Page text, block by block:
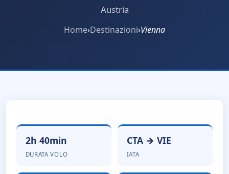
Austria
Home›Destinazioni›Vienna
2h 40min
DURATA VOLO
CTA → VIE
IATA